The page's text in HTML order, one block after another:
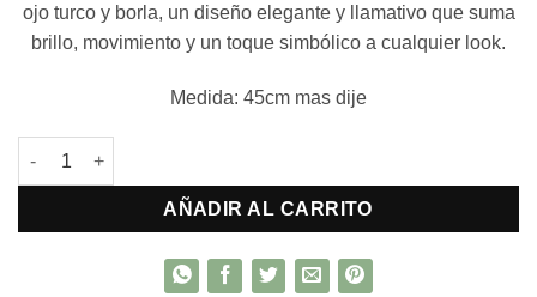
ojo turco y borla, un diseño elegante y llamativo que suma
brillo, movimiento y un toque simbólico a cualquier look.
Medida: 45cm mas dije
Cadena acero dorado con Dije Ojo Turco y Borla cantidad
AÑADIR AL CARRITO